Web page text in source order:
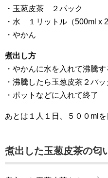
・玉葱皮茶 ２パック
・水 １リットル（500ml x 2
・やかん
煮出し方
・やかんに水を入れて沸騰
・沸騰したら玉葱皮茶２パ
・ポットなどに入れて終了
あとは１人１日、５００mlを
煮出した玉葱皮茶の匂